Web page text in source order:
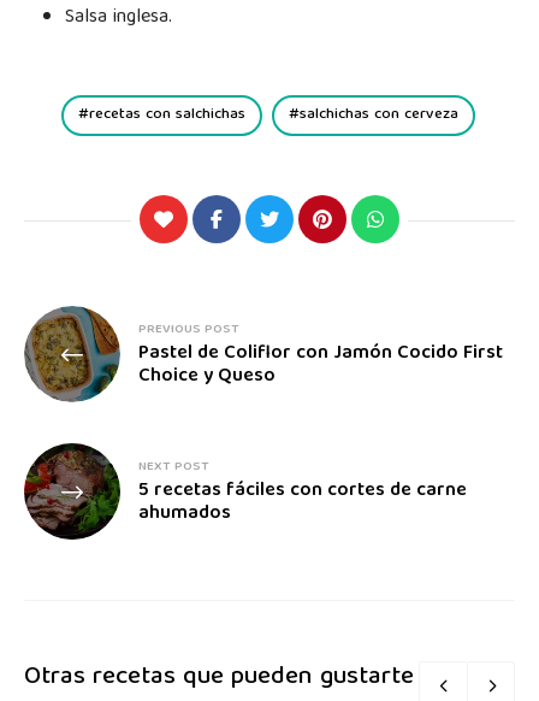
Salsa inglesa.
recetas con salchichas salchichas con cerveza
PREVIOUS POST
Pastel de Coliflor con Jamón Cocido First
Choice y Queso
NEXT POST
5 recetas fáciles con cortes de carne
ahumados
Otras recetas que pueden gustarte